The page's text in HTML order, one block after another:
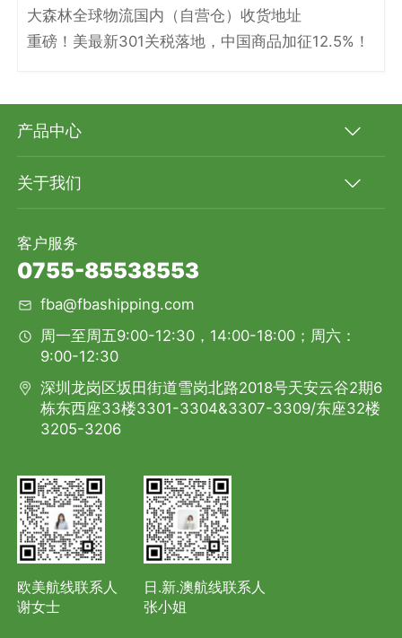
大森林全球物流国内（自营仓）收货地址
重磅！美最新301关税落地，中国商品加征12.5%！
产品中心
关于我们
客户服务
0755-85538553
fba@fbashipping.com
周一至周五9:00-12:30，14:00-18:00；周六：
9:00-12:30
深圳龙岗区坂田街道雪岗北路2018号天安云谷2期6
栋东西座33楼3301-3304&3307-3309/东座32楼
3205-3206
欧美航线联系人
谢女士
日.新.澳航线联系人
张小姐